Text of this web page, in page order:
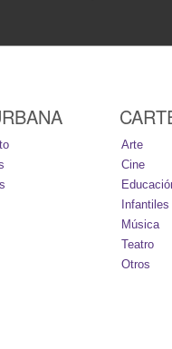
Arte
Cine
Infantiles
Música
Teatro
Otros